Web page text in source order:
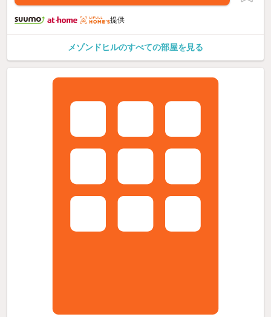
提供
メゾンドヒルのすべての部屋を見る